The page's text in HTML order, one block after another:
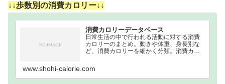
↓↓歩数別の消費カロリー↓↓
消費カロリーデータベース
日常生活の中で行われる活動に対する消費
カロリーのまとめ。動きや体重、身長別な
ど、消費カロリーを細かく分類。消費カロ
600歩700歩800歩900歩10…
www.shohi-calorie.com